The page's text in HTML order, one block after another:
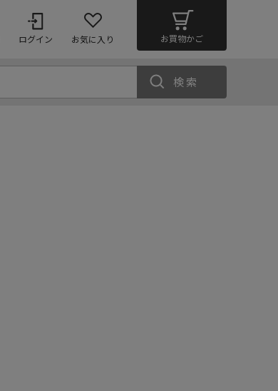
ログイン お気に入り お買物かご
検索